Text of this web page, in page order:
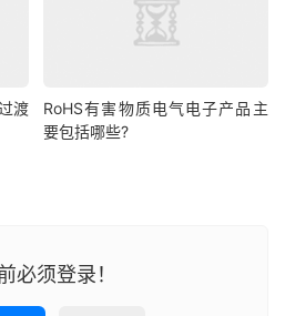
渡
RoHS有害物质电气电子产品主
要包括哪些?
必须登录！